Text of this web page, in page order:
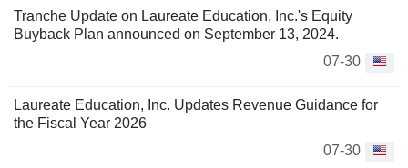
Tranche Update on Laureate Education, Inc.'s Equity
Buyback Plan announced on September 13, 2024.
07-30
Laureate Education, Inc. Updates Revenue Guidance for
the Fiscal Year 2026
07-30